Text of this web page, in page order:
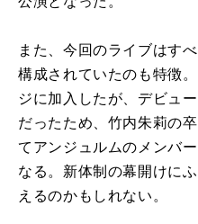
また、今回のライブはす
構成されていたのも特徴
ジに加入したが、デビュ
だったため、竹内朱莉の
てアンジュルムのメンバ
なる。新体制の幕開けに
えるのかもしれない。